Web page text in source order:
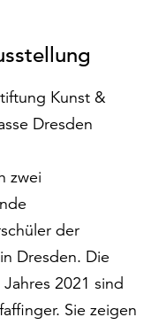
Kunst &
Dresden
zwei
der
Dresden. Die
2021 sind
Sie zeigen